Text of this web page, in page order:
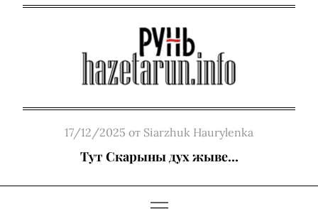
Posted
17/12/2025 от Siarzhuk Haurylenka
Тут Скарыны дух жыве…